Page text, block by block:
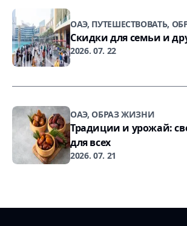
ОАЭ, ПУТЕШЕСТВОВАТЬ,
Скидки для семьи и
2026. 07. 22
ОАЭ, ОБРАЗ ЖИЗНИ
Традиции и урожай:
для всех
2026. 07. 21